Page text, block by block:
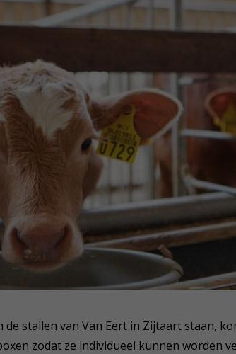
de stallen van Van Eert in Zijtaart staan,
zodat ze individueel kunnen worden